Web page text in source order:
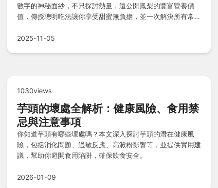
數字的神秘面紗，不只探討熱量，還公開鳳梨的豐富營養價
值，傳授聰明吃法讓你享受甜蜜無負擔，並一次解決所有常見
2025-11-05
1030views
芋頭的壞處全解析：健康風險、食用禁
忌與注意事項
你知道芋頭有哪些壞處嗎？本文深入探討芋頭的潛在健康風
險，包括消化問題、過敏反應、高澱粉影響等，並提供實用建
議，幫助你避開食用陷阱，確保飲食安全。
2026-01-09